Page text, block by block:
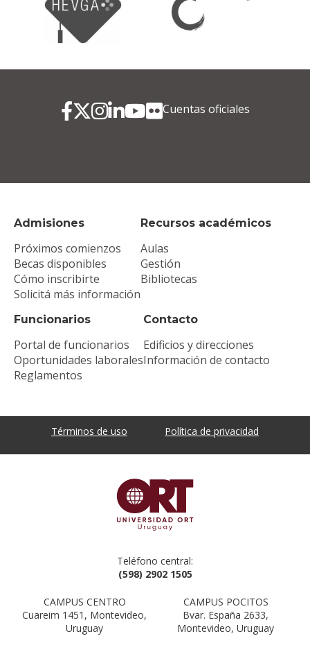
Admisiones
Próximos comienzos
Becas disponibles
Cómo inscribirte
Solicitá más información
Recursos académicos
Aulas
Gestión
Bibliotecas
Funcionarios
Portal de funcionarios
Oportunidades laborales
Reglamentos
Contacto
Edificios y direcciones
Información de contacto
Cuentas oficiales
Términos de uso Política de privacidad
Teléfono central:
(598) 2902 1505
CAMPUS CENTRO
Cuareim 1451, Montevideo,
Uruguay
CAMPUS POCITOS
Bvar. España 2633,
Montevideo, Uruguay